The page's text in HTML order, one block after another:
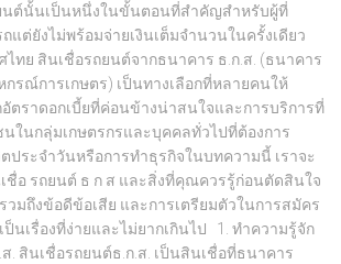
นต์นั้นเป็นหนึ่งในขั้นตอนที่สำคัญสำหรับผู้ที่
ถแต่ยังไม่พร้อมจ่ายเงินเต็มจำนวนในครั้งเดียว
ไทย สินเชื่อรถยนต์จากธนาคาร ธ.ก.ส. (ธนาคาร
กรณ์การเกษตร) เป็นทางเลือกที่หลายคนให้
อัตราดอกเบี้ยที่ค่อนข้างน่าสนใจและการบริการที่
ในกลุ่มเกษตรกรและบุคคลทั่วไปที่ต้องการ
ประจำวันหรือการทำธุรกิจในบทความนี้ เราจะ
ชื่อ รถยนต์ ธ ก ส และสิ่งที่คุณควรรู้ก่อนตัดสินใจ
มถึงข้อดีข้อเสีย และการเตรียมตัวในการสมัคร
ป็นเรื่องที่ง่ายและไม่ยากเกินไป 1. ทำความรู้จัก
. สินเชื่อรถยนต์ธ.ก.ส. เป็นสินเชื่อที่ธนาคาร